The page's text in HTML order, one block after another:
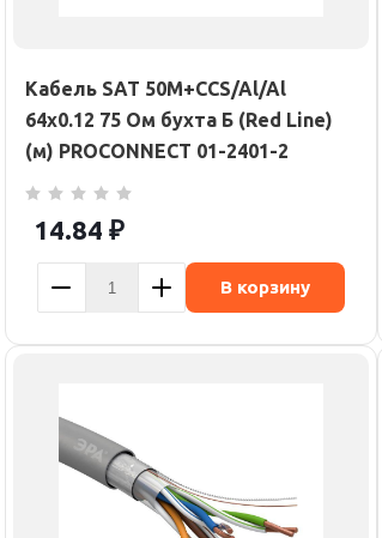
Кабель SAT 50M+CCS/Al/Al
64х0.12 75 Ом бухта Б (Red Line)
(м) PROCONNECT 01-2401-2
14.84 ₽
В корзину